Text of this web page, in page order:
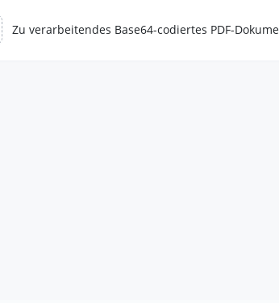
Zu verarbeitendes Base64-codiertes PDF-